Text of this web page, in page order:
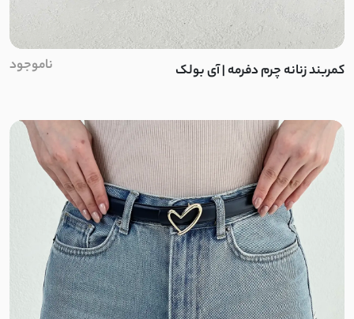
لینن ترک
پفکی
پرشیا
دورس تو کرک
کرکره ای
پنبه ضخیم
کمربند زنانه چرم دفرمه | آی بولک ناموجود